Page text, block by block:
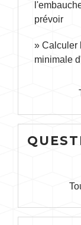
prévoir
Calculer
minimale